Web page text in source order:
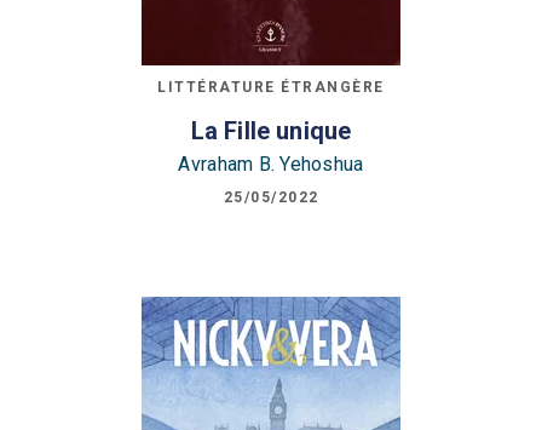
LITTÉRATURE ÉTRANGÈRE
La Fille unique
Avraham B. Yehoshua
25/05/2022